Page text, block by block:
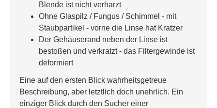
Blende ist nicht verharzt
Ohne Glaspilz / Fungus / Schimmel - mit
Staubpartikel - vorne die Linse hat Kratzer
Der Gehäuserand neben der Linse ist
bestoßen und verkratzt - das Filtergewinde ist
deformiert
Eine auf den ersten Blick wahrheitsgetreue
Beschreibung, aber letztlich doch unehrlich. Ein
einziger Blick durch den Sucher einer